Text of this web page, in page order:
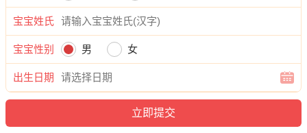
弘曜、恺瑞、毅伦、旭迪、泽译、奕辉、曜湛、宥祥、炎灏、
鸣译、海尚、龙译、旭郎、彦宥、金浦、宽弘、麒南、译俊、
寅辉、伦宸、桦弘、裕旻、温启、烁俊、翔唯。
宝宝姓氏
宝宝性别 男 女
出生日期